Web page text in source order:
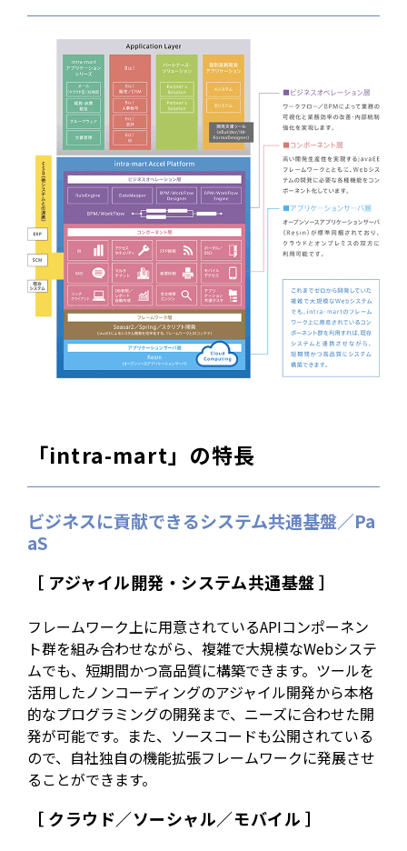
「intra-mart」の特長
ビジネスに貢献できるシステム共通基盤／Pa
aS
［ アジャイル開発・システム共通基盤 ］
フレームワーク上に用意されているAPIコンポーネン
ト群を組み合わせながら、複雑で大規模なWebシステ
ムでも、短期間かつ高品質に構築できます。ツールを
活用したノンコーディングのアジャイル開発から本格
的なプログラミングの開発まで、ニーズに合わせた開
発が可能です。また、ソースコードも公開されている
ので、自社独自の機能拡張フレームワークに発展させ
ることができます。
［ クラウド／ソーシャル／モバイル ］